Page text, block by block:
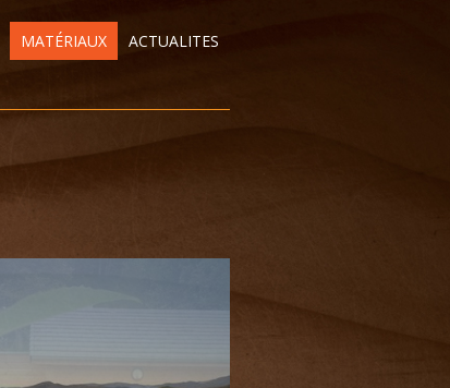
MATÉRIAUX ACTUALITES